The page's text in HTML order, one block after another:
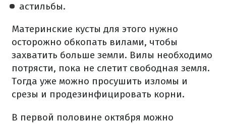
астильбы.
Материнские кусты для этого нужно
осторожно обкопать вилами, чтобы
захватить больше земли. Вилы необходимо
потрясти, пока не слетит свободная земля.
Тогда уже можно просушить изломы и
срезы и продезинфицировать корни.
В первой половине октября можно